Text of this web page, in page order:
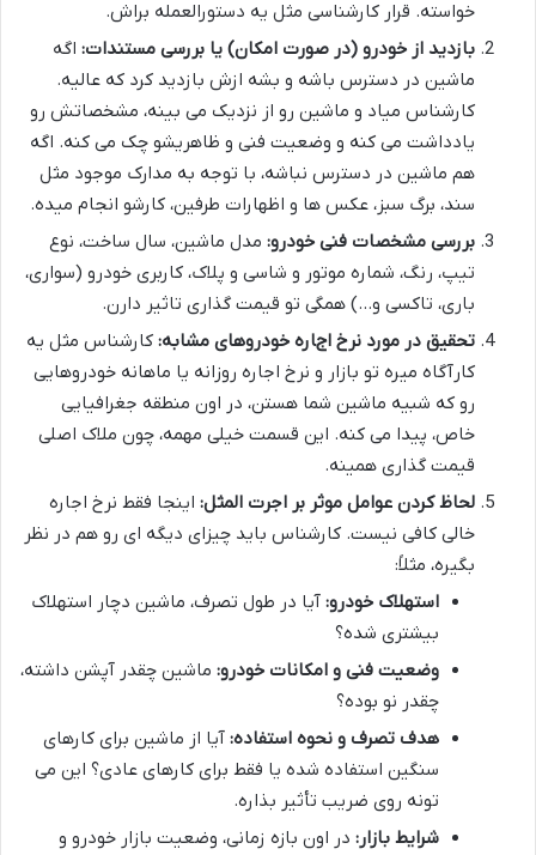
خواسته. قرار کارشناسی مثل یه دستورالعمله براش.
بازدید از خودرو (در صورت امکان) یا بررسی مستندات: اگه
ماشین در دسترس باشه و بشه ازش بازدید کرد که عالیه.
کارشناس میاد و ماشین رو از نزدیک می بینه، مشخصاتش رو
یادداشت می کنه و وضعیت فنی و ظاهریشو چک می کنه. اگه
هم ماشین در دسترس نباشه، با توجه به مدارک موجود مثل
سند، برگ سبز، عکس ها و اظهارات طرفین، کارشو انجام میده.
بررسی مشخصات فنی خودرو: مدل ماشین، سال ساخت، نوع
تیپ، رنگ، شماره موتور و شاسی و پلاک، کاربری خودرو (سواری،
باری، تاکسی و…) همگی تو قیمت گذاری تاثیر دارن.
تحقیق در مورد نرخ اجاره خودروهای مشابه: کارشناس مثل یه
کارآگاه میره تو بازار و نرخ اجاره روزانه یا ماهانه خودروهایی
رو که شبیه ماشین شما هستن، در اون منطقه جغرافیایی
خاص، پیدا می کنه. این قسمت خیلی مهمه، چون ملاک اصلی
قیمت گذاری همینه.
لحاظ کردن عوامل موثر بر اجرت المثل: اینجا فقط نرخ اجاره
خالی کافی نیست. کارشناس باید چیزای دیگه ای رو هم در نظر
بگیره، مثلاً:
استهلاک خودرو: آیا در طول تصرف، ماشین دچار استهلاک
بیشتری شده؟
وضعیت فنی و امکانات خودرو: ماشین چقدر آپشن داشته،
چقدر نو بوده؟
هدف تصرف و نحوه استفاده: آیا از ماشین برای کارهای
سنگین استفاده شده یا فقط برای کارهای عادی؟ این می
تونه روی ضریب تأثیر بذاره.
شرایط بازار: در اون بازه زمانی، وضعیت بازار خودرو و